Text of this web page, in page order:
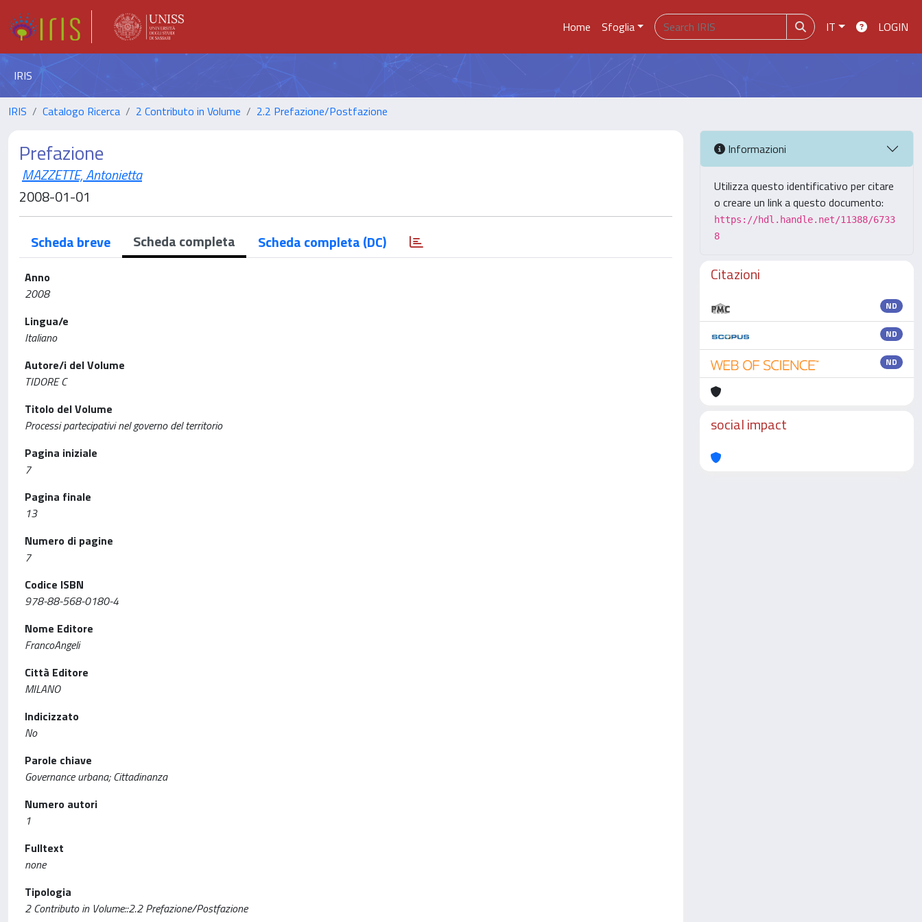
Home Sfoglia IT LOGIN
IRIS
IRIS Catalogo Ricerca 2 Contributo in Volume 2.2 Prefazione/Postfazione
Prefazione
MAZZETTE, Antonietta
2008-01-01
Scheda breve Scheda completa Scheda completa (DC)
Anno
2008
Lingua/e
Italiano
Autore/i del Volume
TIDORE C
Titolo del Volume
Processi partecipativi nel governo del territorio
Pagina iniziale
7
Pagina finale
13
Numero di pagine
7
Codice ISBN
978-88-568-0180-4
Nome Editore
FrancoAngeli
Città Editore
MILANO
Indicizzato
No
Parole chiave
Governance urbana; Cittadinanza
Numero autori
1
Fulltext
none
Tipologia
2 Contributo in Volume::2.2 Prefazione/Postfazione
Informazioni
Utilizza questo identificativo per citare
o creare un link a questo documento:
https://hdl.handle.net/11388/6733
8
Citazioni
ND
ND
ND
social impact